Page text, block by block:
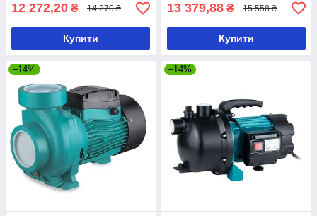
12 272,20 ₴ 14 270 ₴
Купити
13 379,88 ₴ 15 558 ₴
Купити
–14% –14%